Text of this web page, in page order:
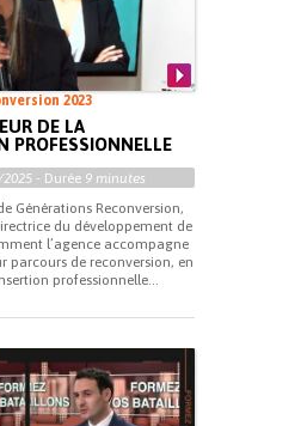
2023
DE LA
PROFESSIONNELLE
- Durée 9 minutes
Générations Reconversion,
du développement de
l’agence accompagne
parcours de reconversion, en
professionnelle...